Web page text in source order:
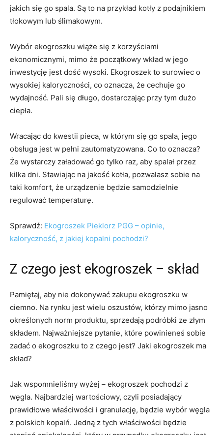
jakich się go spala. Są to na przykład kotły z podajnikiem
tłokowym lub ślimakowym.
Wybór ekogroszku wiąże się z korzyściami
ekonomicznymi, mimo że początkowy wkład w jego
inwestycję jest dość wysoki. Ekogroszek to surowiec o
wysokiej kaloryczności, co oznacza, że cechuje go
wydajność. Pali się długo, dostarczając przy tym dużo
ciepła.
Wracając do kwestii pieca, w którym się go spala, jego
obsługa jest w pełni zautomatyzowana. Co to oznacza?
Że wystarczy załadować go tylko raz, aby spalał przez
kilka dni. Stawiając na jakość kotła, pozwalasz sobie na
taki komfort, że urządzenie będzie samodzielnie
regulować temperaturę.
Sprawdź: Ekogroszek Pieklorz PGG – opinie,
kaloryczność, z jakiej kopalni pochodzi?
Z czego jest ekogroszek – skład
Pamiętaj, aby nie dokonywać zakupu ekogroszku w
ciemno. Na rynku jest wielu oszustów, którzy mimo jasno
określonych norm produktu, sprzedają podróbki ze złym
składem. Najważniejsze pytanie, które powinieneś sobie
zadać o ekogroszku to z czego jest? Jaki ekogroszek ma
skład?
Jak wspomnieliśmy wyżej – ekogroszek pochodzi z
węgla. Najbardziej wartościowy, czyli posiadający
prawidłowe właściwości i granulację, będzie wybór węgla
z polskich kopalń. Jedną z tych właściwości będzie